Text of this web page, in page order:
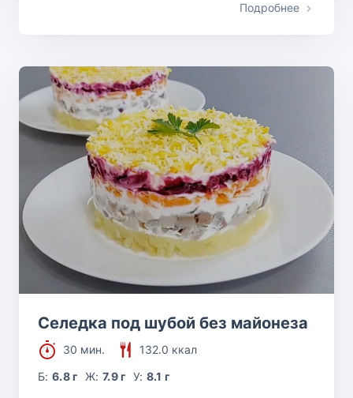
Подробнее
Селедка под шубой без майонеза
30 мин.
132.0 ккал
Б:6.8 г Ж: 7.9 г У: 8.1 г